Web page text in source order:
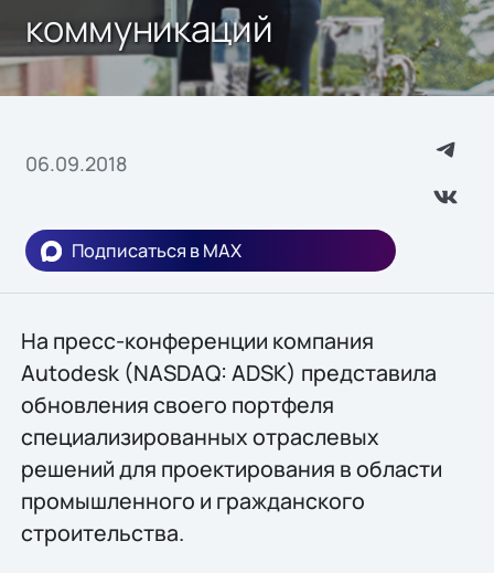
коммуникаций
06.09.2018
Подписаться в MAX
На пресс-конференции компания
Autodesk (NASDAQ: ADSK) представила
обновления своего портфеля
специализированных отраслевых
решений для проектирования в области
промышленного и гражданского
строительства.